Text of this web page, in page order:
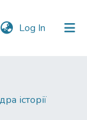
Log In (current)
історії